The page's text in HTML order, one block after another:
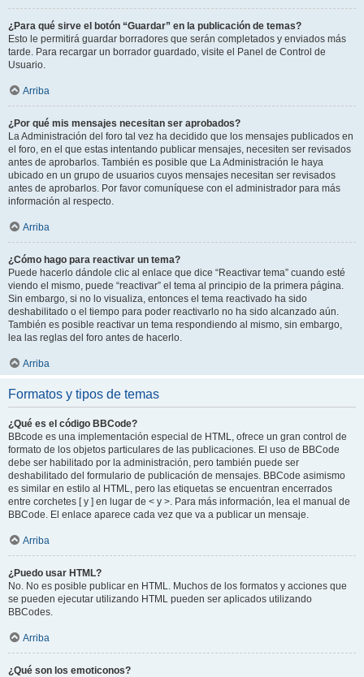
¿Para qué sirve el botón “Guardar” en la publicación de temas?
Esto le permitirá guardar borradores que serán completados y enviados más
tarde. Para recargar un borrador guardado, visite el Panel de Control de
Usuario.
Arriba
¿Por qué mis mensajes necesitan ser aprobados?
La Administración del foro tal vez ha decidido que los mensajes publicados en
el foro, en el que estas intentando publicar mensajes, necesiten ser revisados
antes de aprobarlos. También es posible que La Administración le haya
ubicado en un grupo de usuarios cuyos mensajes necesitan ser revisados
antes de aprobarlos. Por favor comuníquese con el administrador para más
información al respecto.
Arriba
¿Cómo hago para reactivar un tema?
Puede hacerlo dándole clic al enlace que dice “Reactivar tema” cuando esté
viendo el mismo, puede “reactivar” el tema al principio de la primera página.
Sin embargo, si no lo visualiza, entonces el tema reactivado ha sido
deshabilitado o el tiempo para poder reactivarlo no ha sido alcanzado aún.
También es posible reactivar un tema respondiendo al mismo, sin embargo,
lea las reglas del foro antes de hacerlo.
Arriba
Formatos y tipos de temas
¿Qué es el código BBCode?
BBcode es una implementación especial de HTML, ofrece un gran control de
formato de los objetos particulares de las publicaciones. El uso de BBCode
debe ser habilitado por la administración, pero también puede ser
deshabilitado del formulario de publicación de mensajes. BBCode asimismo
es similar en estilo al HTML, pero las etiquetas se encuentran encerrados
entre corchetes [ y ] en lugar de < y >. Para más información, lea el manual de
BBCode. El enlace aparece cada vez que va a publicar un mensaje.
Arriba
¿Puedo usar HTML?
No. No es posible publicar en HTML. Muchos de los formatos y acciones que
se pueden ejecutar utilizando HTML pueden ser aplicados utilizando
BBCodes.
Arriba
¿Qué son los emoticonos?